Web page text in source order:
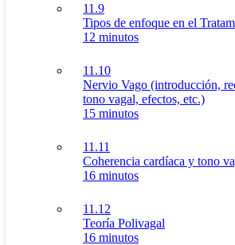
11.9
Tipos de enfoque en el
12 minutos
11.10
Nervio Vago (introducción,
tono vagal, efectos, etc.)
15 minutos
11.11
Coherencia cardíaca y tono
16 minutos
11.12
Teoría Polivagal
16 minutos